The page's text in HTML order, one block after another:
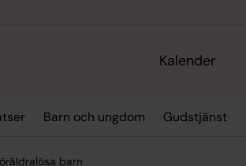
Kalender
Barn och ungdom Gudstjänst
barn